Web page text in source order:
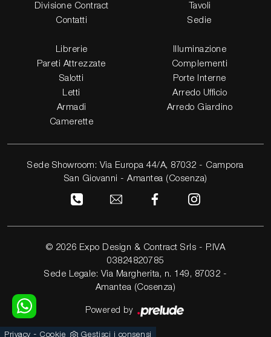
Divisione Contract
Contatti
Tavoli
Sedie
Librerie
Pareti Attrezzate
Salotti
Letti
Armadi
Camerette
Illuminazione
Complementi
Porte Interne
Arredo Ufficio
Arredo Giardino
Sede Showroom: Via Europa 44/A, 87032 - Campora
San Giovanni - Amantea (Cosenza)
© 2026 Expo Design & Contract Srls - P.IVA
03824820785
Sede Legale: Via Margherita, n. 149, 87032 -
Amantea (Cosenza)
Powered by
Privacy - Cookie Gestisci i consensi